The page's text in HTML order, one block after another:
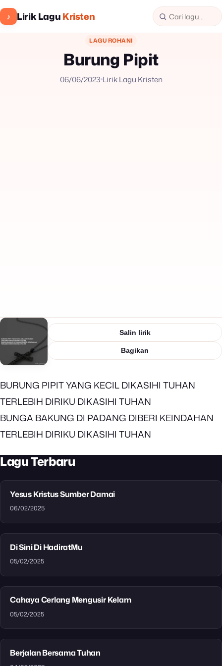
♪ Lirik LaguKristen
LAGU ROHANI
Burung Pipit
06/06/2023 Lirik Lagu Kristen
Salin lirik
Bagikan
BURUNG PIPIT YANG KECIL DIKASIHI TUHAN
TERLEBIH DIRIKU DIKASIHI TUHAN
BUNGA BAKUNG DI PADANG DIBERI KEINDAHAN
TERLEBIH DIRIKU DIKASIHI TUHAN
Lagu Terbaru
Yesus Kristus Sumber Damai
06/02/2025
Di Sini Di HadiratMu
05/02/2025
Cahaya Cerlang Mengusir Kelam
05/02/2025
Berjalan Bersama Tuhan